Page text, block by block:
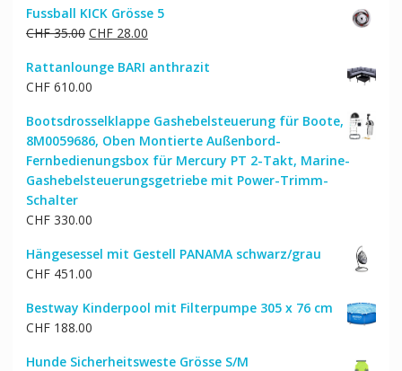
Fussball KICK Grösse 5
CHF35.00 Ursprünglicher
war:
CHF 35.00
CHF28.00Aktueller
ist:
Rattanlounge BARI anthrazit
CHF610.00
Bootsdrosselklappe Gashebelsteuerung für Boote,
8M0059686, Oben Montierte Außenbord-
Fernbedienungsbox für Mercury PT 2-Takt, Marine-
Gashebelsteuerungsgetriebe mit Power-Trimm-
Schalter
CHF330.00
Hängesessel mit Gestell PANAMA schwarz/grau
CHF451.00
Bestway Kinderpool mit Filterpumpe 305 x 76 cm
CHF188.00
Hunde Sicherheitsweste Grösse S/M